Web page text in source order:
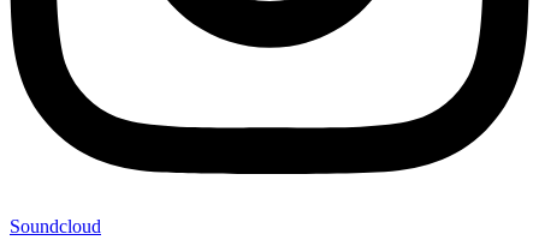
Soundcloud